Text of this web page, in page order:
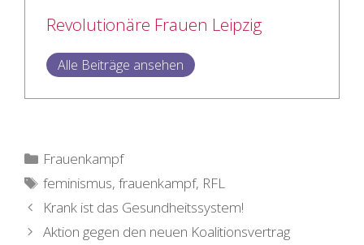
Revolutionäre Frauen Leipzig
Alle Beiträge ansehen
Kategorien
Frauenkampf
Schlagwörter
feminismus,frauenkampf, RFL
Krank ist das Gesundheitssystem!
Aktion gegen den neuen Koalitionsvertrag